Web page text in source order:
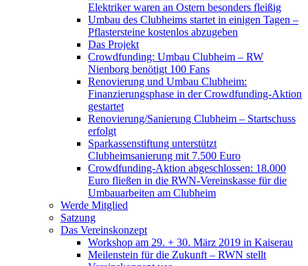
Elektriker waren an Ostern besonders fleißig
Umbau des Clubheims startet in einigen Tagen –
Pflastersteine kostenlos abzugeben
Das Projekt
Crowdfunding: Umbau Clubheim – RW
Nienborg benötigt 100 Fans
Renovierung und Umbau Clubheim:
Finanzierungsphase in der Crowdfunding-Aktion
gestartet
Renovierung/Sanierung Clubheim – Startschuss
erfolgt
Sparkassenstiftung unterstützt
Clubheimsanierung mit 7.500 Euro
Crowdfunding-Aktion abgeschlossen: 18.000
Euro fließen in die RWN-Vereinskasse für die
Umbauarbeiten am Clubheim
Werde Mitglied
Satzung
Das Vereinskonzept
Workshop am 29. + 30. März 2019 in Kaiserau
Meilenstein für die Zukunft – RWN stellt